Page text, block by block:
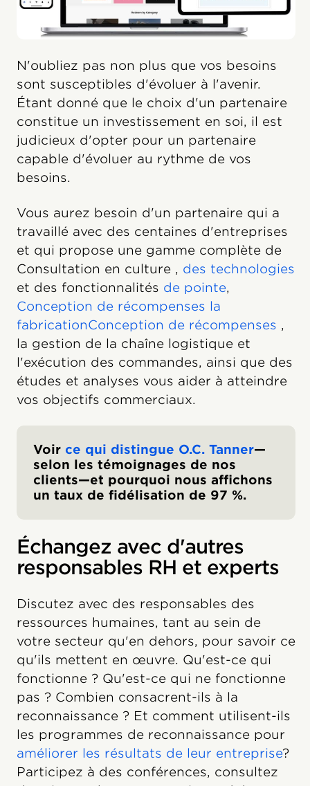
N'oubliez pas non plus que vos besoins
sont susceptibles d'évoluer à l'avenir.
Étant donné que le choix d'un partenaire
constitue un investissement en soi, il est
judicieux d'opter pour un partenaire
capable d'évoluer au rythme de vos
besoins.
Vous aurez besoin d'un partenaire qui a
travaillé avec des centaines d'entreprises
et qui propose une gamme complète de
Consultation en culture , des technologies
et des fonctionnalités de pointe,
Conception de récompenses la
fabricationConception de récompenses ,
la gestion de la chaîne logistique et
l'exécution des commandes, ainsi que des
études et analyses vous aider à atteindre
vos objectifs commerciaux.
Voir ce qui distingue O.C. Tanner—
selon les témoignages de nos
clients—et pourquoi nous affichons
un taux de fidélisation de 97 %.
Échangez avec d'autres
responsables RH et experts
Discutez avec des responsables des
ressources humaines, tant au sein de
votre secteur qu'en dehors, pour savoir ce
qu'ils mettent en œuvre. Qu'est-ce qui
fonctionne ? Qu'est-ce qui ne fonctionne
pas ? Combien consacrent-ils à la
reconnaissance ? Et comment utilisent-ils
les programmes de reconnaissance pour
améliorer les résultats de leur entreprise?
Participez à des conférences, consultez